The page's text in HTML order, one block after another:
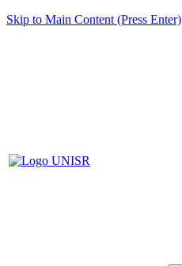
Skip to Main Content (Press Enter)